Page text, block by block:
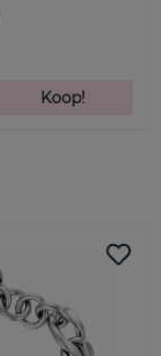
Koop!